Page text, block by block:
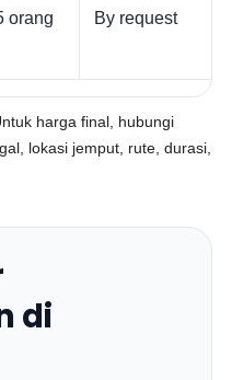
orang By request
harga final, hubungi
lokasi jemput, rute, durasi,
di